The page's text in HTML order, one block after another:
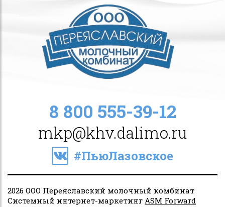
8 800 555-39-12
mkp@khv.dalimo.ru
#ПьюЛазовское
2026 ООО Переяславский молочный комбинат
Системный интернет-маркетинг ASM Forward